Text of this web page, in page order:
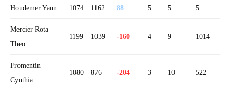
Houdemer Yann 1074 1162 88 5 5 5
Mercier Rota
Theo
1199 1039 -160 4 9 1014
Fromentin
Cynthia
1080 876 -204 3 10 522